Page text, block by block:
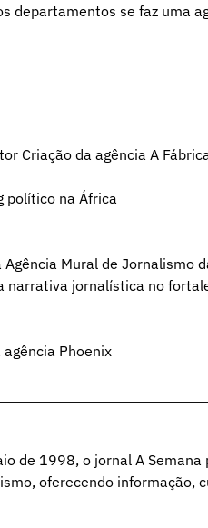
departamentos se faz uma
Criação da agência A
político na África
Mural de Jornalismo
narrativa jornalística no
Phoenix
de 1998, o jornal A
oferecendo informação,